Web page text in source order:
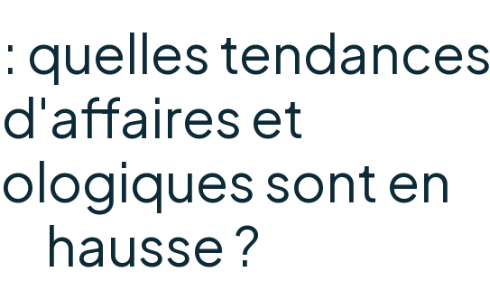
quelles tendances
d'affaires et
sont en
hausse ?